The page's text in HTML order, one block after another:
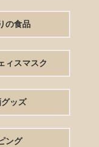
の食品
ィスマスク
グッズ
ング